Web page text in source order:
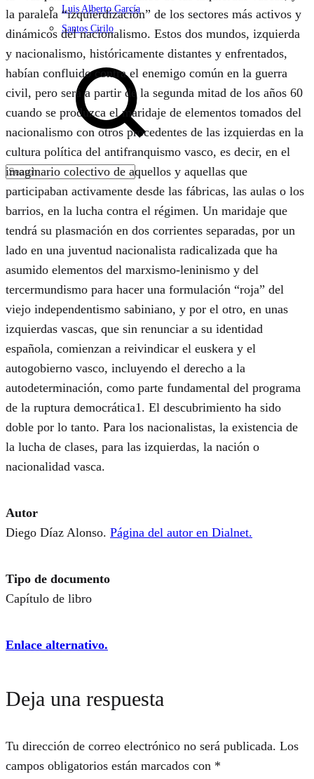
Luis Alberto García
Santos Cirilo
Search
la paralela “izquierdización” de los sectores más activos y
dinámicos del nacionalismo. Estos dos mundos, izquierda
y nacionalismo, históricamente distantes y enfrentados,
habían confluido contra el enemigo común en la guerra
civil, pero será a partir de la segunda mitad de los años 60
cuando se produzca el maridaje de elementos tomados del
nacionalismo con otros procedentes de las izquierdas en la
cultura política del antifranquismo vasco, es decir, en el
imaginario colectivo de aquellos y aquellas que
participaban activamente desde las fábricas, las aulas o los
barrios, en la lucha contra el régimen. Un maridaje que
tendrá su plasmación en dos corrientes separadas, por un
lado en una juventud nacionalista radicalizada que ha
asumido elementos del marxismo-leninismo y del
tercermundismo para hacer una formulación “roja” del
viejo independentismo sabiniano, y por el otro, en unas
izquierdas vascas, que sin renunciar a su identidad
española, comienzan a reivindicar el euskera y el
autogobierno vasco, incluyendo el derecho a la
autodeterminación, como parte fundamental del programa
de la ruptura democrática1. El descubrimiento ha sido
doble por lo tanto. Para los nacionalistas, la existencia de
la lucha de clases, para las izquierdas, la nación o
nacionalidad vasca.
Autor
Diego Díaz Alonso. Página del autor en Dialnet.
Tipo de documento
Capítulo de libro
Enlace alternativo.
Deja una respuesta
Tu dirección de correo electrónico no será publicada. Los
campos obligatorios están marcados con *